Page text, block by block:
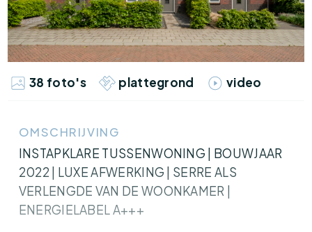
38 foto's plattegrond video
OMSCHRIJVING
INSTAPKLARE TUSSENWONING | BOUWJAAR
2022 | LUXE AFWERKING | SERRE ALS
VERLENGDE VAN DE WOONKAMER |
ENERGIELABEL A+++